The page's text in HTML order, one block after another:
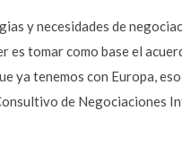
y necesidades de
es tomar como base el
ya tenemos con Europa,
de Negociaciones